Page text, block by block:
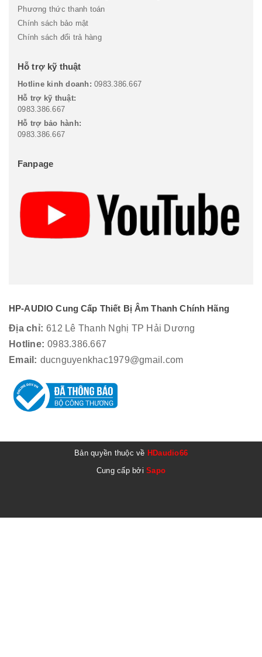
Phương thức thanh toán
Chính sách bảo mật
Chính sách đổi trả hàng
Hỗ trợ kỹ thuật
Hotline kinh doanh: 0983.386.667
Hỗ trợ kỹ thuật:
0983.386.667
Hỗ trợ bảo hành:
0983.386.667
Fanpage
HP-AUDIO Cung Cấp Thiết Bị Âm Thanh Chính Hãng
Địa chỉ: 612 Lê Thanh Nghị TP Hải Dương
Hotline: 0983.386.667
Email: ducnguyenkhac1979@gmail.com
Bản quyền thuộc về HDaudio66
Cung cấp bởiSapo